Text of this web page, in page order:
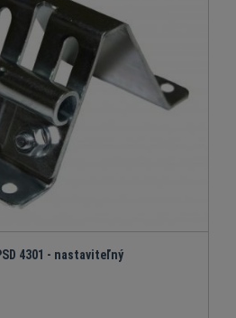
4301 - nastaviteľný